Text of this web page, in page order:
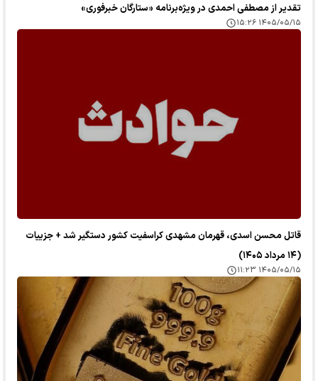
تقدیر از مصطفی احمدی در ویژه‌برنامه «ستارگان خبرفوری»
۱۴۰۵/۰۵/۱۵ ۱۵:۲۶
قاتل محسن اسدی، قهرمان مشهدی کراسفیت کشور دستگیر شد + جزییات
(۱۴ مرداد ۱۴۰۵)
۱۴۰۵/۰۵/۱۵ ۱۱:۲۳